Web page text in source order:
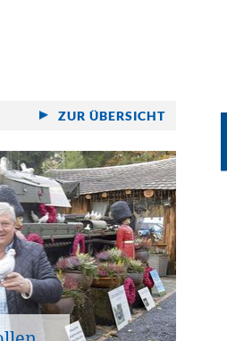
ZUR ÜBERSICHT